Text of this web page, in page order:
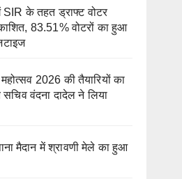
के तहत ड्राफ्ट वोटर
83.51% वोटरों का हुआ
2026 की तैयारियों का
वंदना दादेल ने लिया
मैदान में श्रावणी मेले का हुआ